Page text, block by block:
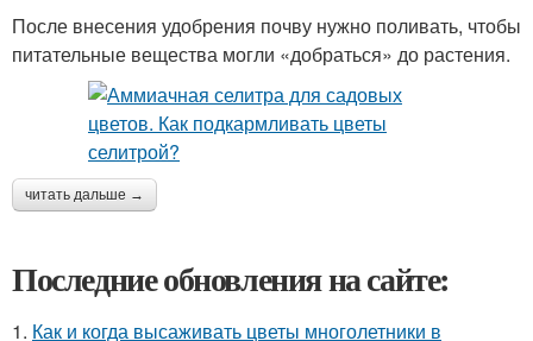
После внесения удобрения почву нужно поливать, чтобы
питательные вещества могли «добраться» до растения.
читать дальше →
Последние обновления на сайте:
1. Как и когда высаживать цветы многолетники в